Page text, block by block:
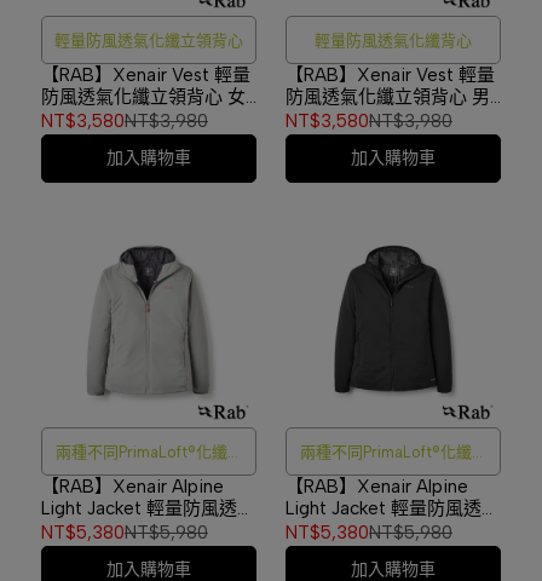
輕量防風透氣化纖立領背心
【RAB】Xenair Vest 輕量
防風透氣化纖立領背心 女
款 黑色 #QIP20
NT$3,580NT$3,980
加入購物車
輕量防風透氣化纖背心
【RAB】Xenair Vest 輕量
防風透氣化纖立領背心 男
款 黑色 #QIP19
NT$3,580NT$3,980
加入購物車
兩種不同PrimaLoft®化纖密
度填充
【RAB】Xenair Alpine
Light Jacket 輕量防風透氣
化纖連帽外套 女款 淺鋅
#QIP18
NT$5,380NT$5,980
加入購物車
兩種不同PrimaLoft®化纖密
度填充
【RAB】Xenair Alpine
Light Jacket 輕量防風透氣
化纖連帽外套 女款 黑色
#QIP18
NT$5,380NT$5,980
加入購物車